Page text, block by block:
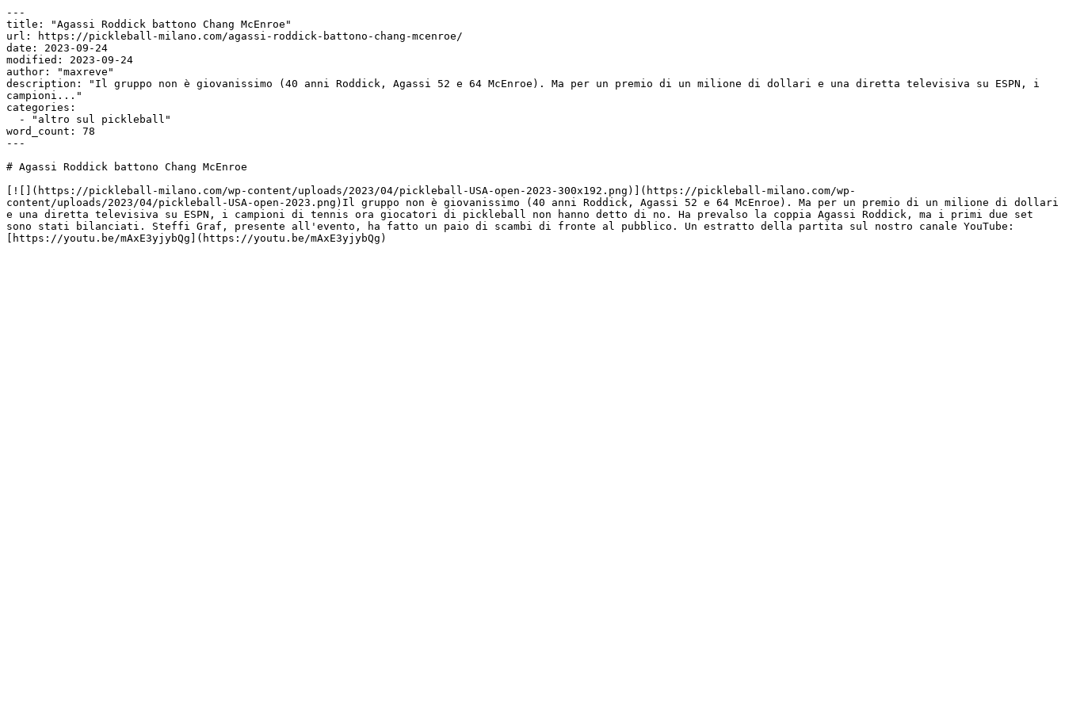
---
title: "Agassi Roddick battono Chang McEnroe"
url: https://pickleball-milano.com/agassi-roddick-battono-chang-mcenroe/
date: 2023-09-24
modified: 2023-09-24
author: "maxreve"
description: "Il gruppo non è giovanissimo (40 anni Roddick, Agassi 52 e 64 McEnroe). Ma per un premio di un milione di dollari e una diretta televisiva su ESPN, i
campioni..."
categories:
word_count: 78
---
# Agassi Roddick battono Chang McEnroe
[![](https://pickleball-milano.com/wp-content/uploads/2023/04/pickleball-USA-open-2023-300x192.png)](https://pickleball-milano.com/wp-
content/uploads/2023/04/pickleball-USA-open-2023.png)Il gruppo non è giovanissimo (40 anni Roddick, Agassi 52 e 64 McEnroe). Ma per un premio di un milione di dollari
e una diretta televisiva su ESPN, i campioni di tennis ora giocatori di pickleball non hanno detto di no. Ha prevalso la coppia Agassi Roddick, ma i primi due set
sono stati bilanciati. Steffi Graf, presente all'evento, ha fatto un paio di scambi di fronte al pubblico. Un estratto della partita sul nostro canale YouTube:
[https://youtu.be/mAxE3yjybQg](https://youtu.be/mAxE3yjybQg)